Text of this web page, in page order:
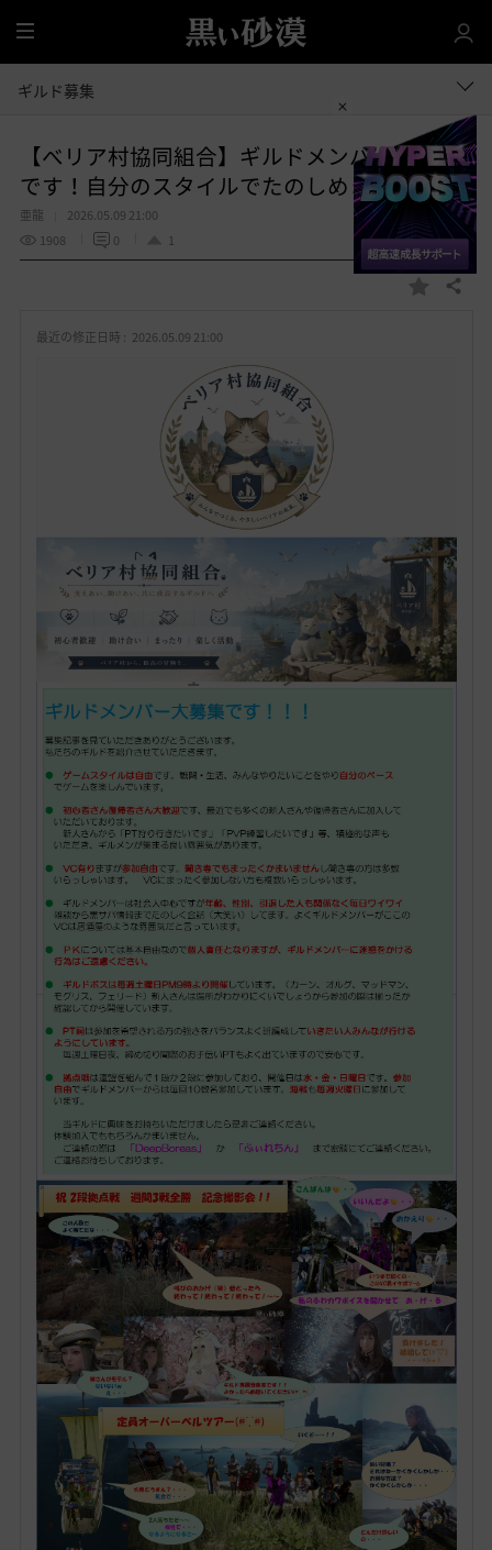
全
体
ギルド募集
【べリア村協同組合】ギルドメンバー大募集
です！自分のスタイルでたのしめます！！
亜龍
2026.05.09 21:00
1908
0 1
お 共有する
最近の修正日時 : 2026.05.09 21:00